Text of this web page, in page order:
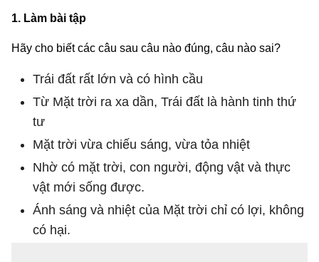
1. Làm bài tập
Hãy cho biết các câu sau câu nào đúng, câu nào sai?
Trái đất rất lớn và có hình cầu
Từ Mặt trời ra xa dần, Trái đất là hành tinh thứ
tư
Mặt trời vừa chiếu sáng, vừa tỏa nhiệt
Nhờ có mặt trời, con người, động vật và thực
vật mới sống được.
Ánh sáng và nhiệt của Mặt trời chỉ có lợi, không
có hại.